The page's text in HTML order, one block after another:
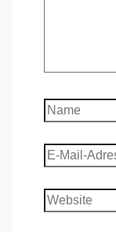
Name
E-
Mail-
Adresse
Website